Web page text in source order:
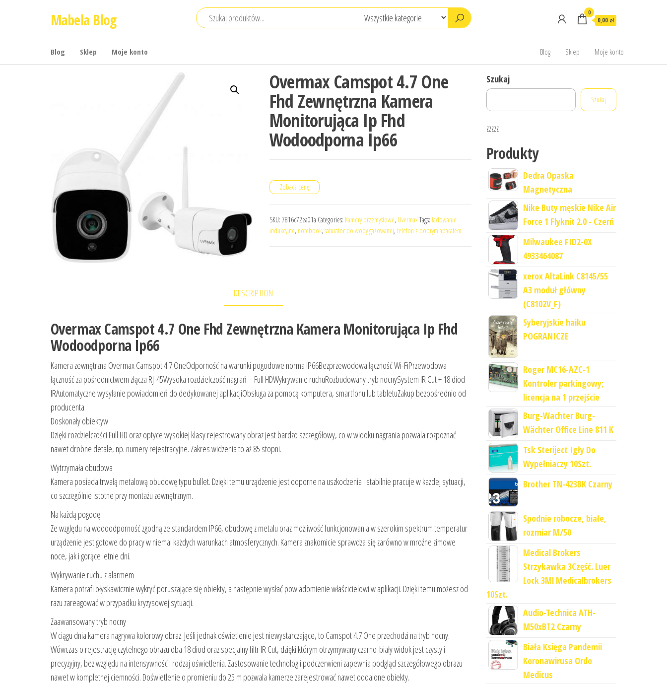
Mabela Blog 0
0,00 zł
Blog Sklep Moje konto Blog Sklep Moje konto
Overmax Camspot 4.7 One
Fhd Zewnętrzna Kamera
Monitorująca Ip Fhd
Wodoodporna Ip66
Zobacz cenę
SKU: 7816c72ea01a Categories: Kamery przemysłowe, OvermaxTags: ładowanie
indukcyjne, notebook, saturator do wody gazowanej, telefon z dobrym aparatem
DESCRIPTION
Overmax Camspot 4.7 One Fhd Zewnętrzna Kamera Monitorująca Ip Fhd
Wodoodporna Ip66
Kamera zewnętrzna Overmax Camspot 4.7 OneOdporność na warunki pogodowe norma IP66Bezprzewodowa łączność Wi-FiPrzewodowa
łączność za pośrednictwem złącza RJ-45Wysoka rozdzielczość nagrań – Full HDWykrywanie ruchuRozbudowany tryb nocnySystem IR Cut + 18 diod
IRAutomatyczne wysyłanie powiadomień do dedykowanej aplikacjiObsługa za pomocą komputera, smartfonu lub tabletuZakup bezpośrednio od
producenta
Doskonały obiektyw
Dzięki rozdzielczości Full HD oraz optyce wysokiej klasy rejestrowany obraz jest bardzo szczegółowy, co w widoku nagrania pozwala rozpoznać
nawet drobne detale, np. numery rejestracyjne. Zakres widzenia to aż 85 stopni.
Wytrzymała obudowa
Kamera posiada trwałą metalową obudowę typu bullet. Dzięki temu urządzenie jest odporne na uszkodzenia i stabilnie pracuje w każdej sytuacji,
co szczególnie istotne przy montażu zewnętrznym.
Na każdą pogodę
Ze względu na wodoodporność zgodną ze standardem IP66, obudowę z metalu oraz możliwość funkcjonowania w szerokim spektrum temperatur
urządzenie jest gotowe do pracy w niemal każdych warunkach atmosferycznych. Kamera znakomicie sprawdza się zarówno w mroźne zimowe
noce, jak i gorące letnie dni.
Wykrywanie ruchu z alarmem
Kamera potrafi błyskawicznie wykryć poruszające się obiekty, a następnie wysłać powiadomienie właścicielowi w aplikacji. Dzięki temu możesz od
razu zareagować w przypadku kryzysowej sytuacji.
Zaawansowany tryb nocny
W ciągu dnia kamera nagrywa kolorowy obraz. Jeśli jednak oświetlenie jest niewystarczające, to Camspot 4.7 One przechodzi na tryb nocny.
Wówczas o rejestrację czytelnego obrazu dba 18 diod oraz specjalny filtr IR Cut, dzięki którym otrzymywany czarno-biały widok jest czysty i
precyzyjny, bez względu na intensywność i rodzaj oświetlenia. Zastosowanie technologii podczerwieni zapewnia podgląd szczegółowego obrazu
nawet w kompletnej ciemności. Doświetlenie o promieniu do 25 m pozwala kamerze zarejestrować nawet oddalone obiekty.
Szukaj
Szukaj
zzzzz
Produkty
Dedra Opaska
Magnetyczna
Nike Buty męskie Nike Air
Force 1 Flyknit 2.0 - Czerń
Milwaukee FID2-0X
4933464087
xerox AltaLink C8145/55
A3 moduł główny
(C8102V_F)
Syberyjskie haiku
POGRANICZE
Roger MC16-AZC-1
Kontroler parkingowy;
licencja na 1 przejście
Burg-Wachter Burg-
Wächter Office Line 811 K
Tsk Steriject Igły Do
Wypełniaczy 10Szt.
Brother TN-423BK Czarny
Spodnie robocze, białe,
rozmiar M/50
Medical Brokers
Strzykawka 3Część. Luer
Lock 3Ml Medicalbrokers
10Szt.
Audio-Technica ATH-
M50xBT2 Czarny
Biała Księga Pandemii
Koronawirusa Ordo
Medicus